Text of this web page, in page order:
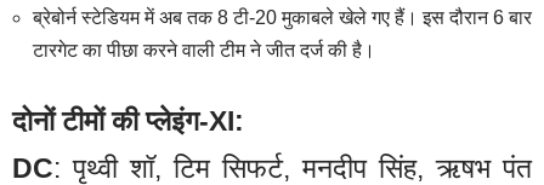
ब्रेबोर्न स्टेडियम में अब तक 8 टी-20 मुकाबले खेले गए हैं। इस दौरान 6 बार
टारगेट का पीछा करने वाली टीम ने जीत दर्ज की है।
दोनों टीमों की प्लेइंग-XI:
DC: पृथ्वी शॉ, टिम सिफर्ट, मनदीप सिंह, ऋषभ पंत